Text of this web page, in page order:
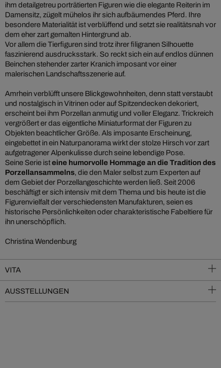
ihm detailgetreu porträtierten Figuren wie die elegante Reiterin im
Damensitz, zügelt mühelos ihr sich aufbäumendes Pferd. Ihre
besondere Materialität ist verblüffend und setzt sie realitätsnah vor
dem eher zart gemalten Hintergrund ab.
Vor allem die Tierfiguren sind trotz ihrer filigranen Silhouette
faszinierend ausdrucksstark. So reckt sich ein auf endlos dünnen
Beinchen stehender zarter Kranich imposant vor einer
malerischen Landschaftsszenerie auf.
Amrhein verblüfft unsere Blickgewohnheiten, denn statt verstaubt
und nostalgisch in Vitrinen oder auf Spitzendecken dekoriert,
erscheint bei ihm Porzellan anmutig und voller Eleganz. Trickreich
vergrößert er das eigentliche Miniaturformat der Figuren zu
Objekten beachtlicher Größe. Als imposante Erscheinung,
eingebettet in ein Naturpanorama wirkt der stolze Hirsch vor zart
aufgetragener Alpenkulisse durch seine lebendige Pose.
Seine Serie isteine humorvolle Hommage an die Tradition des
Porzellansammelns, die den Maler selbst zum Experten auf
dem Gebiet der Porzellangeschichte werden ließ. Seit 2006
beschäftigt er sich intensiv mit dem Thema und bis heute ist die
Figurenvielfalt der verschiedensten Manufakturen, seien es
historische Persönlichkeiten oder charakteristische Fabeltiere für
ihn unerschöpflich.
Christina Wendenburg
VITA
AUSSTELLUNGEN